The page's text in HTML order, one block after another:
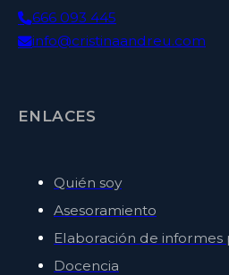
666 093 445
info@cristinaandreu.com
ENLACES
Quién soy
Asesoramiento
Elaboración de informes
Docencia